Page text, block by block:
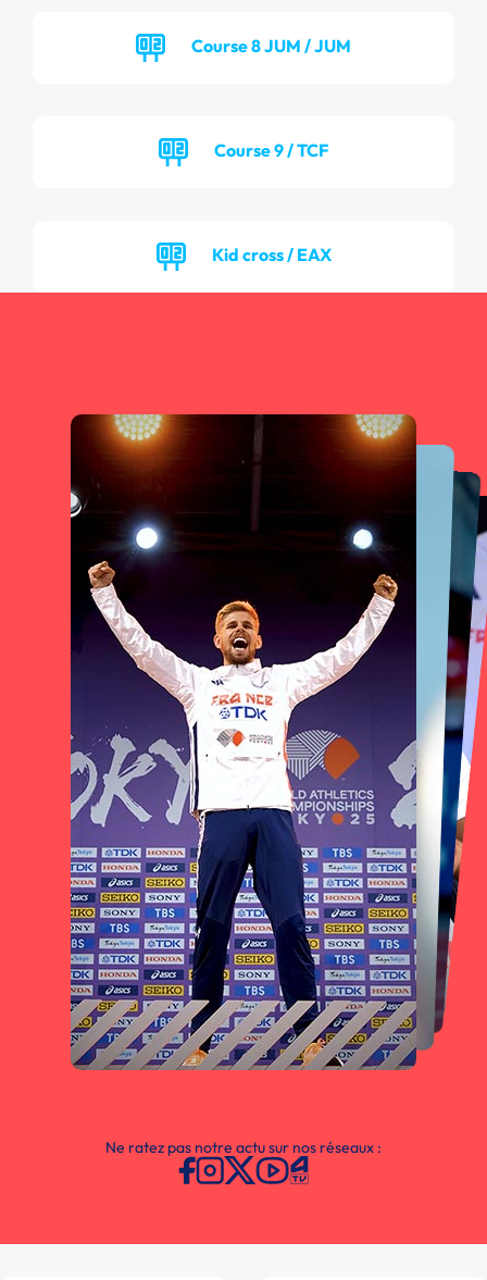
Course 8 JUM / JUM
Course 9 / TCF
Kid cross / EAX
Ne ratez pas notre actu sur nos réseaux :